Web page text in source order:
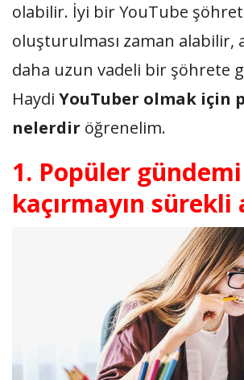
olabilir. İyi bir YouTube
oluşturulması zaman alabilir,
daha uzun vadeli bir şöhrete
Haydi YouTuber olmak için
nelerdir öğrenelim.
1. Popüler gündemi
kaçırmayın sürekli